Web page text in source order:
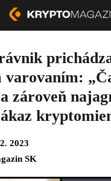
zároveň
2023
SK